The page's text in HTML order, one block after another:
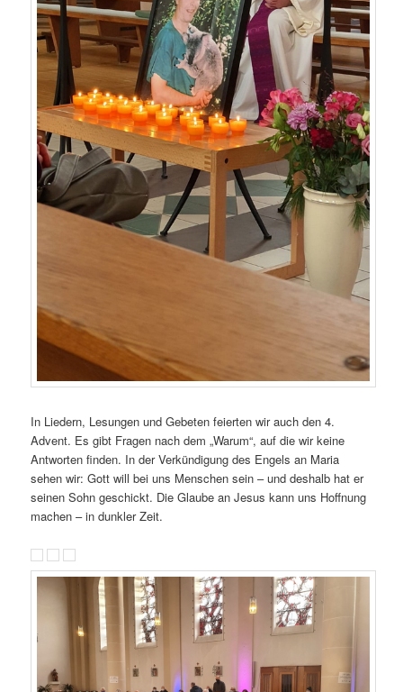
In Liedern, Lesungen und Gebeten feierten wir auch den 4.
Advent. Es gibt Fragen nach dem „Warum“, auf die wir keine
Antworten finden. In der Verkündigung des Engels an Maria
sehen wir: Gott will bei uns Menschen sein – und deshalb hat er
seinen Sohn geschickt. Die Glaube an Jesus kann uns Hoffnung
machen – in dunkler Zeit.